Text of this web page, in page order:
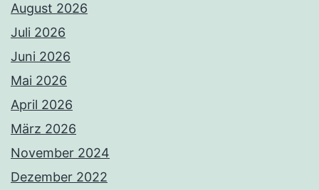
August 2026
Juli 2026
Juni 2026
Mai 2026
April 2026
März 2026
November 2024
Dezember 2022